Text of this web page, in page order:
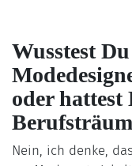
Wusstest
oder hattest
Nein, ich denke,